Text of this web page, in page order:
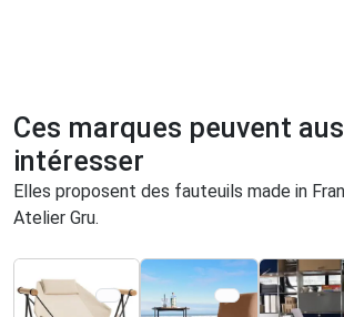
Ces marques peuvent
intéresser
Elles proposent des fauteuils made in
Atelier Gru.